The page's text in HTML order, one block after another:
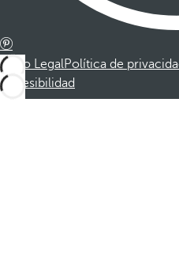
Aviso LegalPolítica de
Accesibilidad